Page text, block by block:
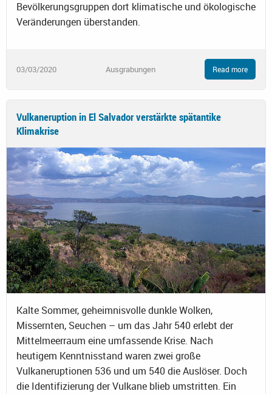
Bevölkerungsgruppen dort klimatische und ökologische
Veränderungen überstanden.
03/03/2020 Ausgrabungen Read more
Vulkaneruption in El Salvador verstärkte spätantike
Klimakrise
Kalte Sommer, geheimnisvolle dunkle Wolken,
Missernten, Seuchen – um das Jahr 540 erlebt der
Mittelmeerraum eine umfassende Krise. Nach
heutigem Kenntnisstand waren zwei große
Vulkaneruptionen 536 und um 540 die Auslöser. Doch
die Identifizierung der Vulkane blieb umstritten. Ein